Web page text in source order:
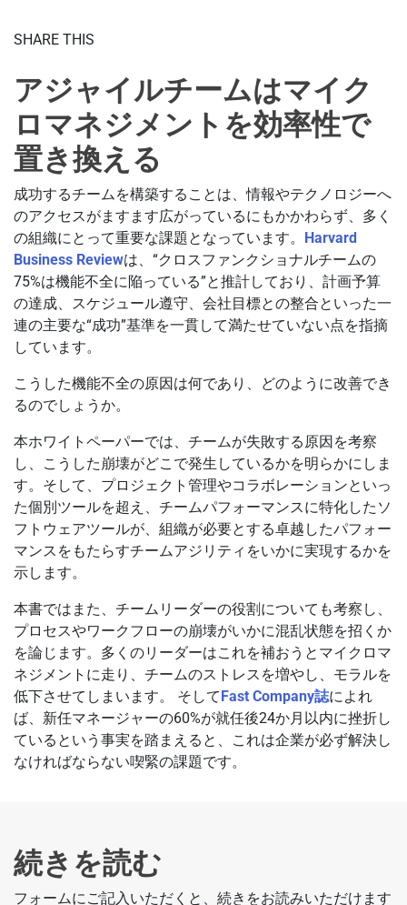
SHARE THIS
アジャイルチームはマイク
ロマネジメントを効率性で
置き換える
成功するチームを構築することは、情報やテクノロジーへ
のアクセスがますます広がっているにもかかわらず、多く
の組織にとって重要な課題となっています。 Harvard
Business Reviewは、“クロスファンクショナルチームの
75%は機能不全に陥っている”と推計しており、計画予算
の達成、スケジュール遵守、会社目標との整合といった一
連の主要な“成功”基準を一貫して満たせていない点を指摘
しています。
こうした機能不全の原因は何であり、どのように改善でき
るのでしょうか。
本ホワイトペーパーでは、チームが失敗する原因を考察
し、こうした崩壊がどこで発生しているかを明らかにしま
す。そして、プロジェクト管理やコラボレーションといっ
た個別ツールを超え、チームパフォーマンスに特化したソ
フトウェアツールが、組織が必要とする卓越したパフォー
マンスをもたらすチームアジリティをいかに実現するかを
示します。
本書ではまた、チームリーダーの役割についても考察し、
プロセスやワークフローの崩壊がいかに混乱状態を招くか
を論じます。多くのリーダーはこれを補おうとマイクロマ
ネジメントに走り、チームのストレスを増やし、モラルを
低下させてしまいます。 そしてFast Company誌によれ
ば、新任マネージャーの60%が就任後24か月以内に挫折し
ているという事実を踏まえると、これは企業が必ず解決し
なければならない喫緊の課題です。
続きを読む
フォームにご記入いただくと、続きをお読みいただけます